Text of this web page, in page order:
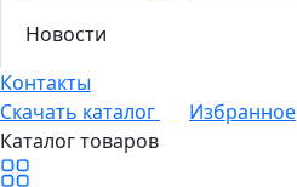
Новости
Контакты
Скачать каталог
Избранное
Каталог товаров